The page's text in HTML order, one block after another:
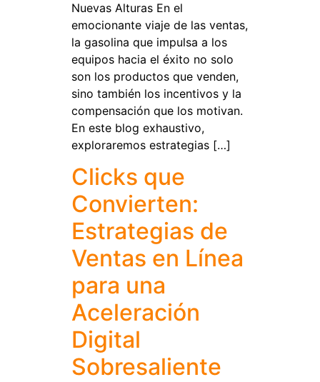
Nuevas Alturas En el
emocionante viaje de las ventas,
la gasolina que impulsa a los
equipos hacia el éxito no solo
son los productos que venden,
sino también los incentivos y la
compensación que los motivan.
En este blog exhaustivo,
exploraremos estrategias […]
Clicks que
Convierten:
Estrategias de
Ventas en Línea
para una
Aceleración
Digital
Sobresaliente